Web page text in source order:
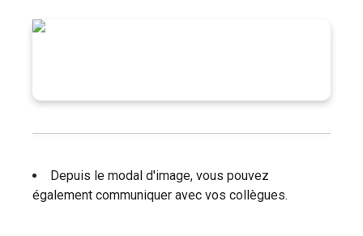
Depuis le modal d'image, vous pouvez
également communiquer avec vos collègues.